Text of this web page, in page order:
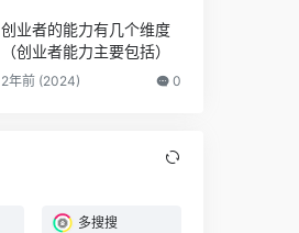
创业者的能力有几个维度
（创业者能力主要包括）
2年前 (2024) 0
多搜搜